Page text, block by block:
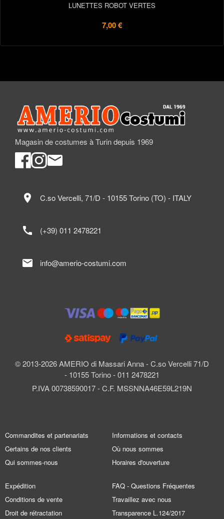
LUNETTES ROBOT VERTES
7,00 €
Magasin de costumes à Turin depuis 1969
© 2013-2026 AMERIO di Massari Anna - C.so Vercelli 71/D
- 10155 Torino - 011 2478221
P.IVA 00738590017 - C.F. MSSNNA46E59L219N
location_on C.so Vercelli, 71/D - 10155 Torino (TO) - ITALY
call (+39) 011 2478221
mail info@amerio-costumi.com
Commandites et partenariats
Certains de nos clients
Qui sommes-nous
Informations et contacts
Où nous sommes
Horaires d'ouverture
Expédition
Conditions de vente
Droit de rétractation
FAQ - Questions Fréquentes
Travaillez avec nous
Transparence L.124/2017